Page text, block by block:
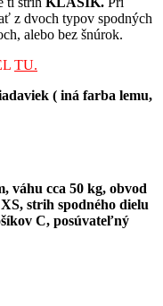
z dvoch typov spodných
alebo bez šnúrok.
TU.
( iná farba lemu,
váhu cca 50 kg, obvod
strih spodného dielu
C, posúvateľný